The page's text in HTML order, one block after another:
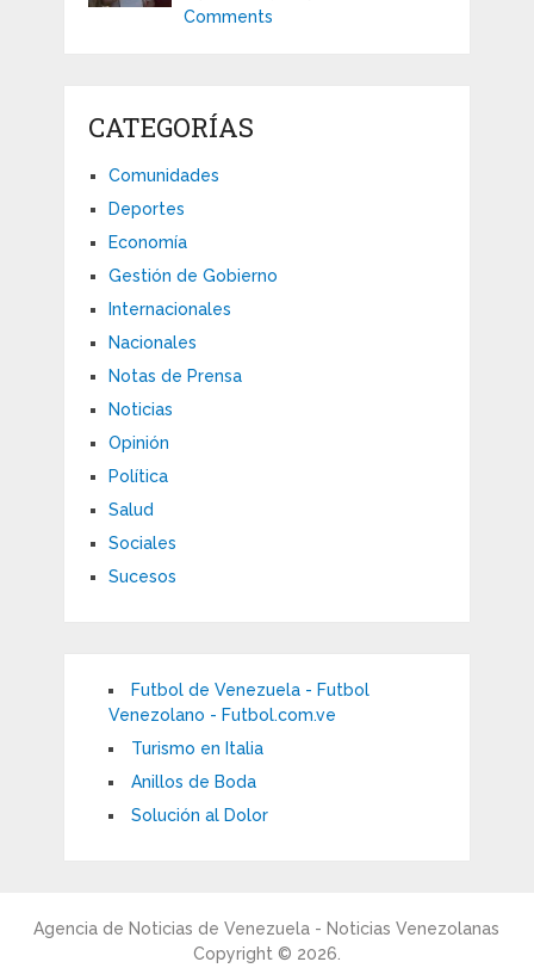
Comments
CATEGORÍAS
Comunidades
Deportes
Economía
Gestión de Gobierno
Internacionales
Nacionales
Notas de Prensa
Noticias
Opinión
Política
Salud
Sociales
Sucesos
Futbol de Venezuela - Futbol
Venezolano - Futbol.com.ve
Turismo en Italia
Anillos de Boda
Solución al Dolor
Agencia de Noticias de Venezuela - Noticias Venezolanas
Copyright © 2026.